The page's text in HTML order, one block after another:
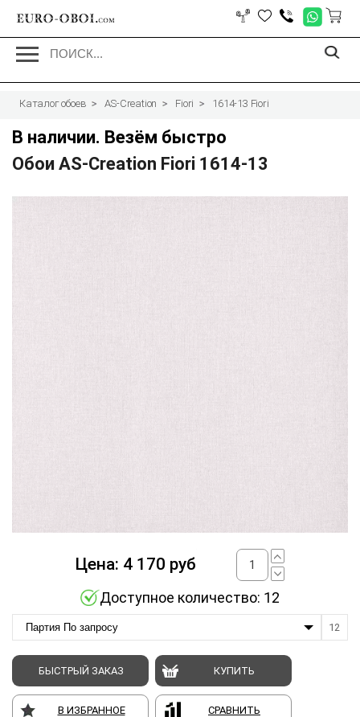
EURO-OBOI.com
Каталог обоев AS-Creation Fiori 1614-13 Fiori
В наличии. Везём быстро
Обои AS-Creation Fiori 1614-13
Цена: 4 170 руб
Доступное количество: 12
Партия По запросу 12
БЫСТРЫЙ ЗАКАЗ КУПИТЬ
В ИЗБРАННОЕ СРАВНИТЬ